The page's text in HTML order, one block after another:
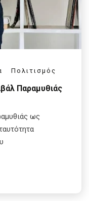
Πολιτισμός
Παραμυθιάς
ως